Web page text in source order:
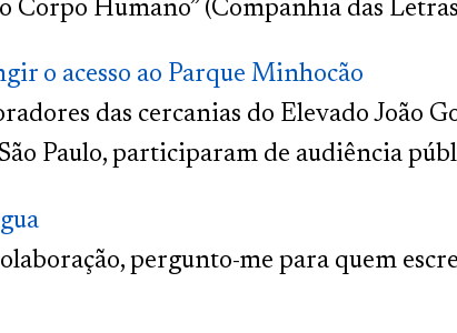
Corpo Humano” (Companhia das
o acesso ao Parque Minhocão
das cercanias do Elevado João
Paulo, participaram de audiência
pergunto-me para quem